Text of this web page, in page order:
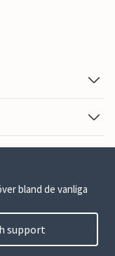
bland de vanliga
support